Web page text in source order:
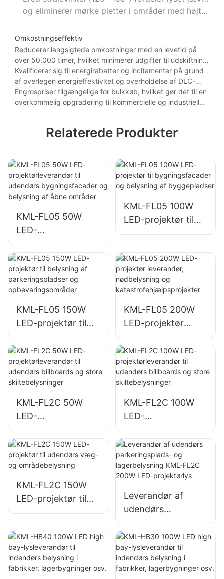
og eliminerer mørke pletter i områder med højt
Omkostningseffektiv
Reducerer langsigtede omkostninger med en levetid på
over 50.000 timer, hvilket minimerer udgifter til udskiftning
og vedligeholdelse.
Kvalificerer sig til energirabatter og incitamenter på grund
af overlegen energieffektivitet og overholdelse af DLC-
standarder.
Engrospriser tilgængelige for bulkkøb, hvilket gør det til en
overkommelig opgradering til kommercielle og industrielle
Relaterede Produkter
KML-FL05 50W
LED-
projektørleverandø
r til udendørs
bygningsfacader
og belysning af
KML-FL05 100W
LED-projektør til
bygningsfacader
byggepladser
KML-FL05 150W
LED-projektør til
belysning af
parkeringspladser
og
opbevaringsområd
KML-FL05 200W
LED-projektør
leverandør,
nødbelysning og
katastrofehjælpspr
ojekter
KML-FL2C 50W
LED-
projektørleverandø
r til udendørs
billboards og store
skiltebelysninger
KML-FL2C 100W
LED-
projektørleverandø
r til udendørs
billboards og store
skiltebelysninger
KML-FL2C 150W
LED-projektør til
udendørs væg- og
Leverandør af
udendørs
parkeringsplads-
og lagerbelysning
KML-FL2C 200W
LED-projektørlys